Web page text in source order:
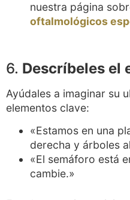
nuestra página
oftalmológicos
6. Descríbeles el
Ayúdales a imaginar su
elementos clave:
«Estamos en una
derecha y árboles
«El semáforo está
cambie.»